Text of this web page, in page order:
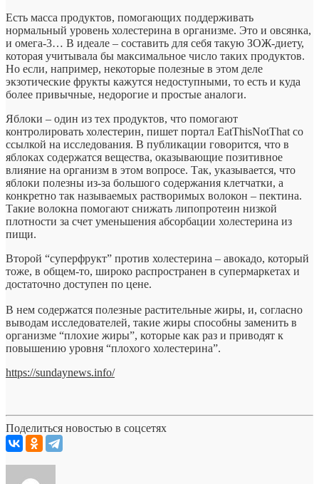
Есть масса продуктов, помогающих поддерживать
нормальный уровень холестерина в организме. Это и овсянка,
и омега-3… В идеале – составить для себя такую ЗОЖ-диету,
которая учитывала бы максимальное число таких продуктов.
Но если, например, некоторые полезные в этом деле
экзотические фрукты кажутся недоступными, то есть и куда
более привычные, недорогие и простые аналоги.
Яблоки – один из тех продуктов, что помогают
контролировать холестерин, пишет портал EatThisNotThat со
ссылкой на исследования. В публикации говорится, что в
яблоках содержатся вещества, оказывающие позитивное
влияние на организм в этом вопросе. Так, указывается, что
яблоки полезны из-за большого содержания клетчатки, а
конкретно так называемых растворимых волокон – пектина.
Такие волокна помогают снижать липопротеин низкой
плотности за счет уменьшения абсорбации холестерина из
пищи.
Второй “суперфрукт” против холестерина – авокадо, который
тоже, в общем-то, широко распространен в супермаркетах и
достаточно доступен по цене.
В нем содержатся полезные растительные жиры, и, согласно
выводам исследователей, такие жиры способны заменить в
организме “плохие жиры”, которые как раз и приводят к
повышению уровня “плохого холестерина”.
https://sundaynews.info/
Поделиться новостью в соцсетях